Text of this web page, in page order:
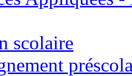
scolaire